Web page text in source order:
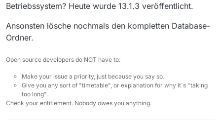
Betriebssystem? Heute wurde 13.1.3 veröffentlicht.
Ansonsten lösche nochmals den kompletten Database-
Ordner.
Open source developers do NOT have to:
Make your issue a priority, just because you say so.
Give you any sort of "timetable", or explanation for why it´s "taking
too long".
Check your entitlement. Nobody owes you anything.